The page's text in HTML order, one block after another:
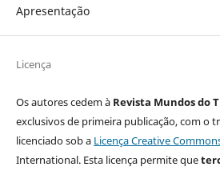
Apresentação
Licença
Os autores cedem à Revista Mundos do
exclusivos de primeira publicação, com o
licenciado sob a Licença Creative
International. Esta licença permite que